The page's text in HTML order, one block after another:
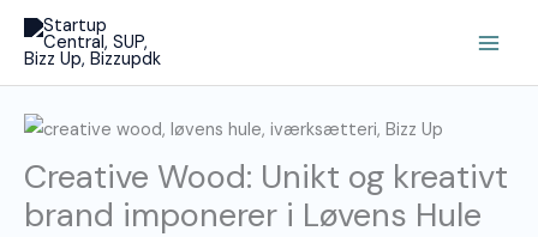
indholdet
Creative Wood: Unikt og kreativt
brand imponerer i Løvens Hule